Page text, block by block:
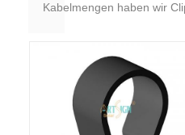
Kabelmengen haben wir